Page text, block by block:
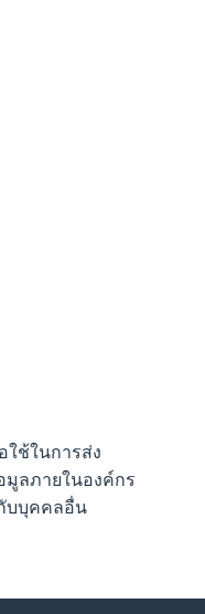
ใช้ในการส่ง
มูลภายในองค์กร
บบุคคลอื่น